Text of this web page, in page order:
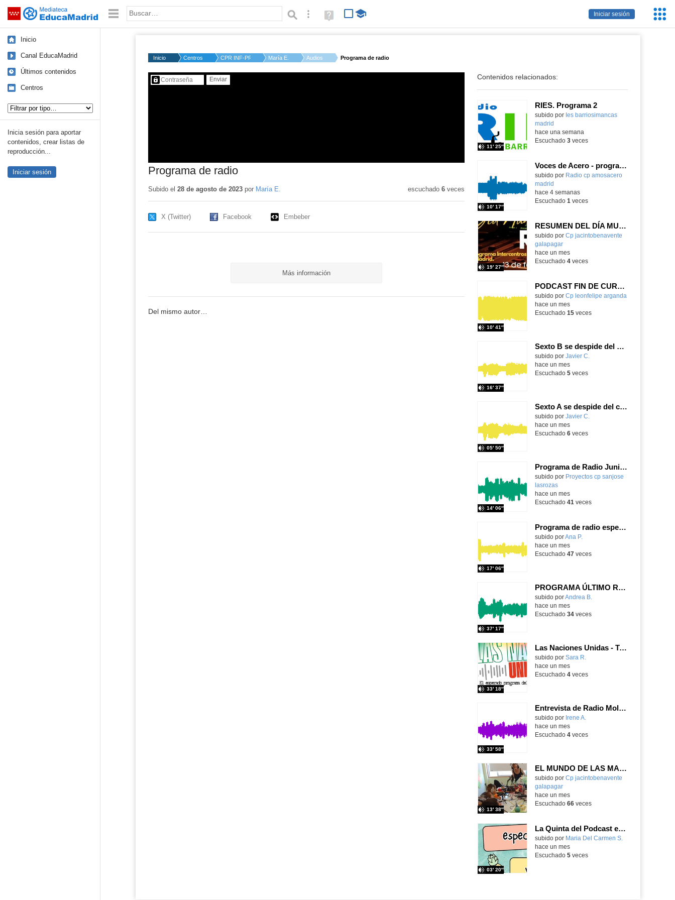
Saltar navegación
Iniciar sesión
Palabra o frase: Búsqueda avanzada
Ayuda
(en
Inicio
Canal EducaMadrid
Últimos contenidos
Centros
Inicia sesión para aportar
contenidos, crear listas de
reproducción...
Iniciar sesión
Inicio Centros CPR INF-PRI-SEC LUZ ...
María E. Audios Programa de radio
Contenido protegido…
Programa de radio
Subido el 28 de agosto de 2023por María E. escuchado 6veces
X (Twitter) Facebook Embeber
Más información
Del mismo autor…
Contenidos relacionados:
RIES. Programa 2
Contenido educativo.
subido por Ies barriosimancas
madrid
11′ 25″
hace una semana
Escuchado 3veces
Voces de Acero - programa 1
Contenido educativo.
subido por Radio cp amosacero
madrid
10′ 17″
hace 4 semanas
Escuchado 1 veces
RESUMEN DEL DÍA MUNDIAL DE LA RADIO Y LA I.A. PROGRAMA COLABORATIVO
Contenido educativo.
subido por Cp jacintobenavente
galapagar
19′ 27″
-
hace un mes
Escuchado 4veces
PODCAST FIN DE CURSO 2026 - LA LEONERA
subido por Cp leonfelipe arganda
10′ 41″
hace un mes
Escuchado 15veces
Sexto B se despide del cole
Contenido educativo.
subido por Javier C.
16′ 37″
hace un mes
Escuchado 5veces
Sexto A se despide del cole
Contenido educativo.
subido por Javier C.
05′ 50″
hace un mes
Escuchado 6veces
Programa de Radio Junio 26
Contenido educativo.
subido por Proyectos cp sanjose
lasrozas
14′ 06″
-
hace un mes
Escuchado 41 veces
Programa de radio especial " Despedida de nuestra Directora Esther"
subido porAna P.
17′ 06″
hace un mes
Escuchado 47veces
PROGRAMA ÚLTIMO RADIO 15-6-2026
Contenido educativo.
subido porAndrea B.
37′ 17″
hace un mes
Escuchado 34veces
Las Naciones Unidas - Tercera evaluación
Contenido educativo.
subido por Sara R.
33′ 18″
hace un mes
Escuchado 4veces
Entrevista de Radio Mola a Loli, Diversión Solidaria
Contenido educativo.
subido por Irene A.
33′ 58″
hace un mes
Escuchado 4veces
EL MUNDO DE LAS MARIQUITAS, por Infantil 3 años
Contenido educativo.
subido por Cp jacintobenavente
galapagar
13′ 38″
-
hace un mes
Escuchado 66veces
La Quinta del Podcast especial Verano
Contenido educativo.
subido por Maria Del Carmen S.
03′ 20″
hace un mes
Escuchado 5veces